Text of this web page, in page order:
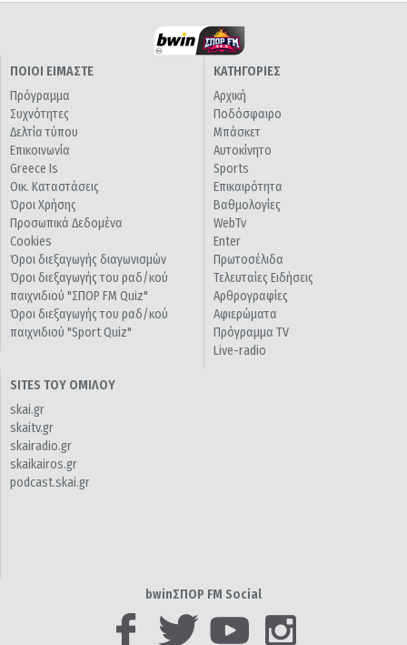
ΠΟΙΟΙ ΕΙΜΑΣΤΕ
Πρόγραμμα
Συχνότητες
Δελτία τύπου
Επικοινωνία
Greece Is
Οικ. Καταστάσεις
Όροι Χρήσης
Προσωπικά Δεδομένα
Cookies
Όροι διεξαγωγής διαγωνισμών
Όροι διεξαγωγής του ραδ/κού
παιχνιδιού "ΣΠΟΡ FM Quiz"
Όροι διεξαγωγής του ραδ/κού
παιχνιδιού "Sport Quiz"
ΚΑΤΗΓΟΡΙΕΣ
Αρχική
Ποδόσφαιρο
Μπάσκετ
Αυτοκίνητο
Sports
Επικαιρότητα
Βαθμολογίες
WebTv
Enter
Πρωτοσέλιδα
Τελευταίες Ειδήσεις
Αρθρογραφίες
Αφιερώματα
Πρόγραμμα TV
Live-radio
SITES ΤΟΥ ΟΜΙΛΟΥ
skai.gr
skaitv.gr
skairadio.gr
skaikairos.gr
podcast.skai.gr
bwinΣΠΟΡ FM Social